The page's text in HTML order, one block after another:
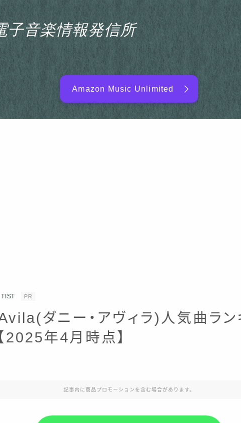
音楽情報発信所
EDM/DJ/PD ARTIST
Amazon Music Unlimited
PR
ダニー・アヴィラ)人気曲ラン
2025年4月時点】
記事内に商品プロモーションを含む場合があります。